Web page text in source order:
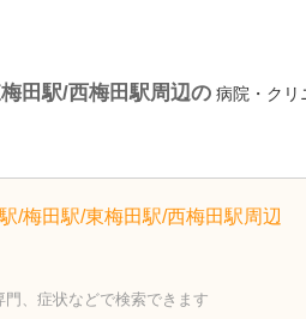
田駅/西梅田駅周辺の 病院・クリ
/梅田駅/東梅田駅/西梅田駅周辺
、症状などで検索できます